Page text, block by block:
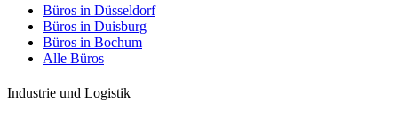
Büros in Düsseldorf
Büros in Duisburg
Büros in Bochum
Alle Büros
Industrie und Logistik